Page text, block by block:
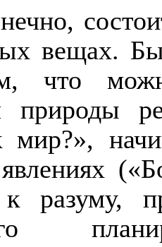
вещах.
что
природы
мир?»,
разуму,